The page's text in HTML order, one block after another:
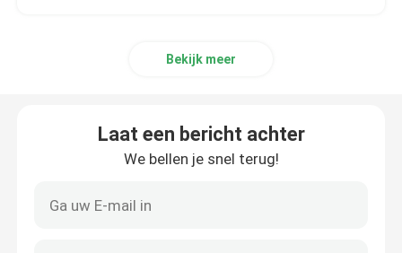
Lasersnijdende onderdelen
Bekijk meer
Laat een bericht achter
We bellen je snel terug!